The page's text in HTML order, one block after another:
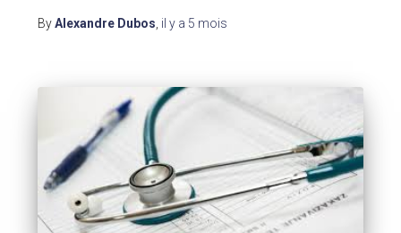
ByAlexandre Dubos, il y a 5 mois